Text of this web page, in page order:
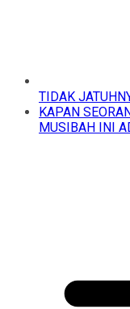
TIDAK
KAPAN
MUSIBAH INI